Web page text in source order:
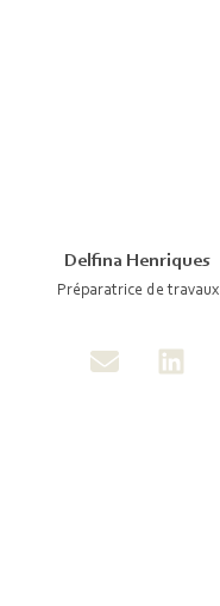
Delfina Henriques
Préparatrice de travaux